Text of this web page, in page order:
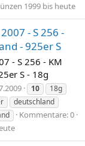
1999 bis heute
- S 256 -
- 925er S
- S 256 - KM
S - 18g
10
18g
deutschland
Kommentare: 0